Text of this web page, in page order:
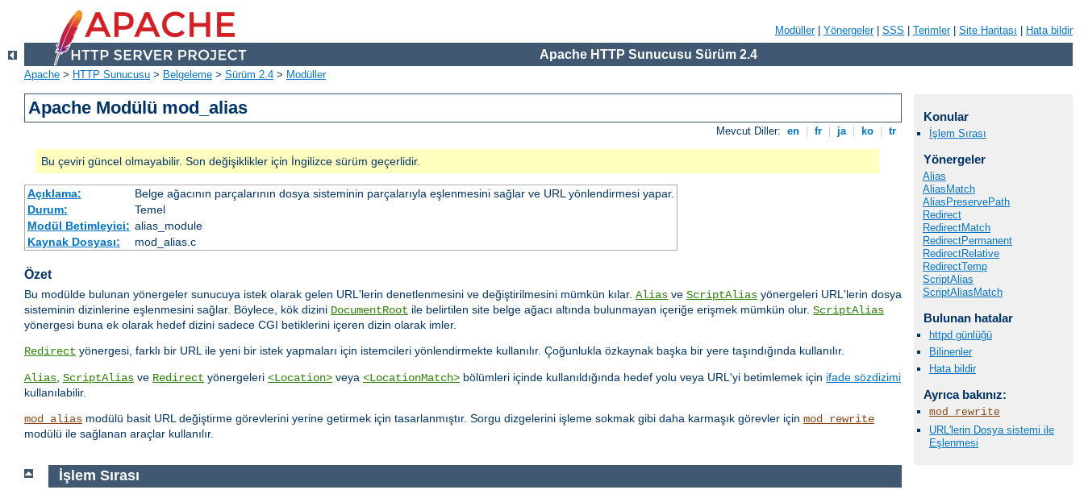
Modüller| Yönergeler| SSS Terimler| Site Haritası Hata bildir
Apache HTTP Sunucusu Sürüm 2.4
Apache > HTTP Sunucusu > Belgeleme > Sürüm 2.4 > Modüller
Apache Modülü mod_alias
Mevcut Diller: en fr ja ko tr
Bu çeviri güncel olmayabilir. Son değişiklikler için İngilizce sürüm geçerlidir.
Açıklama:
Belge ağacının parçalarının dosya sisteminin parçalarıyla eşlenmesini sağlar ve URL yönlendirmesi yapar.
Durum:
Temel
Modül Betimleyici: alias_module
Kaynak Dosyası:
mod_alias.c
Özet
Bu modülde bulunan yönergeler sunucuya istek olarak gelen URL'lerin denetlenmesini ve değiştirilmesini mümkün kılar. Alias ve ScriptAlias yönergeleri URL'lerin dosya
sisteminin dizinlerine eşlenmesini sağlar. Böylece, kök dizini DocumentRoot ile belirtilen site belge ağacı altında bulunmayan içeriğe erişmek mümkün olur. ScriptAlias
yönergesi buna ek olarak hedef dizini sadece CGI betiklerini içeren dizin olarak imler.
Redirect yönergesi, farklı bir URL ile yeni bir istek yapmaları için istemcileri yönlendirmekte kullanılır. Çoğunlukla özkaynak başka bir yere taşındığında kullanılır.
Alias, ScriptAlias ve Redirect yönergeleri <Location> veya <LocationMatch> bölümleri içinde kullanıldığında hedef yolu veya URL'yi betimlemek için ifade sözdizimi
kullanılabilir.
mod_alias modülü basit URL değiştirme görevlerini yerine getirmek için tasarlanmıştır. Sorgu dizgelerini işleme sokmak gibi daha karmaşık görevler için mod_rewrite
modülü ile sağlanan araçlar kullanılır.
İşlem Sırası
Konular
İşlem Sırası
Yönergeler
Alias
AliasMatch
AliasPreservePath
Redirect
RedirectMatch
RedirectPermanent
RedirectRelative
RedirectTemp
ScriptAlias
ScriptAliasMatch
Bulunan hatalar
httpd günlüğü
Bilinenler
Hata bildir
Ayrıca bakınız:
mod_rewrite
URL'lerin Dosya sistemi ile
Eşlenmesi